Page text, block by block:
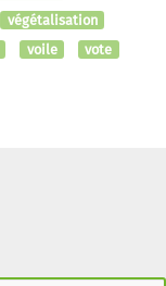
végétalisation
voile
vote